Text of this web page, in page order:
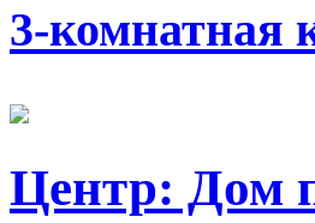
3-комнатная
Центр: Дом